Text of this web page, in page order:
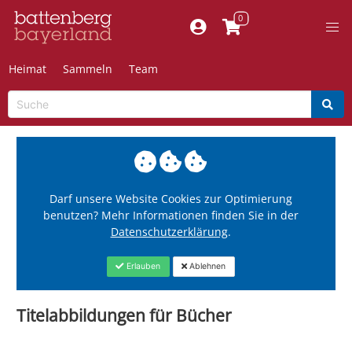
Heimat Sammeln Team
Darf unsere Website Cookies zur Optimierung
benutzen? Mehr Informationen finden Sie in der
Datenschutzerklärung.
Erlauben Ablehnen
Titelabbildungen für Bücher